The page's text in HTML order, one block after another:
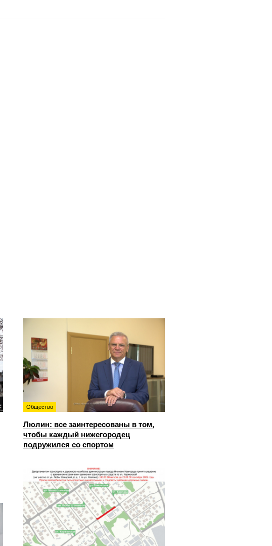
Общество
Люлин: все заинтересованы в том,
чтобы каждый нижегородец
подружился со спортом